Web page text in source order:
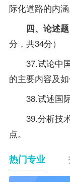
际化道路的内涵
四、论述题
分，共34分）
37.试论中国
的主要内容及
38.试述国际
39.分析技术
点。
热门专业